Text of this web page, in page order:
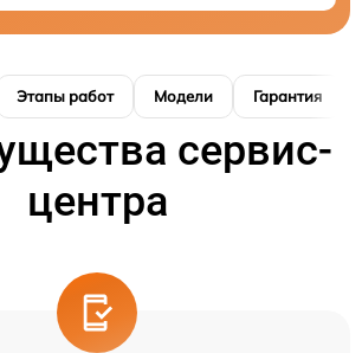
Этапы работ Модели Гарантия
сервис-
центра